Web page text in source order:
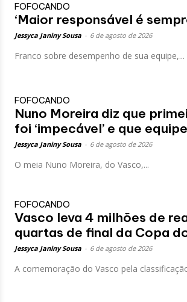
FOFOCANDO
‘Maior responsável é
Jessyca Janiny Sousa 6 de agosto de 2026
Franco sobre desempenho de sua equipe,...
FOFOCANDO
Nuno Moreira diz que
foi ‘impecável’ e que
Jessyca Janiny Sousa 6 de agosto de 2026
O meia Nuno Moreira, do Vasco,...
FOFOCANDO
Vasco leva 4 milhões de
quartas de final da Copa
Jessyca Janiny Sousa 6 de agosto de 2026
A comemoração do Vasco pela